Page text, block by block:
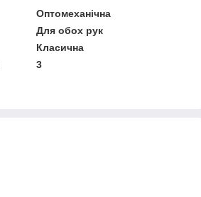
Оптомеханічна
Для обох рук
Класична
3